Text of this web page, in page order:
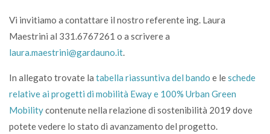
Vi invitiamo a contattare il nostro referente ing. Laura
Maestrini al 331.6767261 o a scrivere a
laura.maestrini@gardauno.it.
In allegato trovate la tabella riassuntiva del bando e leschede
relative ai progetti di mobilità Eway e 100% Urban Green
Mobilitycontenute nella relazione di sostenibilità 2019 dove
potete vedere lo stato di avanzamento del progetto.